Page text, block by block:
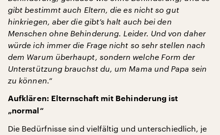
gibt bestimmt auch Eltern, die es nicht so gut
hinkriegen, aber die gibt’s halt auch bei den
Menschen ohne Behinderung. Leider. Und von daher
würde ich immer die Frage nicht so sehr stellen nach
dem Warum überhaupt, sondern welche Form der
Unterstützung brauchst du, um Mama und Papa sein
zu können.“
Aufklären: Elternschaft mit Behinderung ist
„normal“
Die Bedürfnisse sind vielfältig und unterschiedlich, je